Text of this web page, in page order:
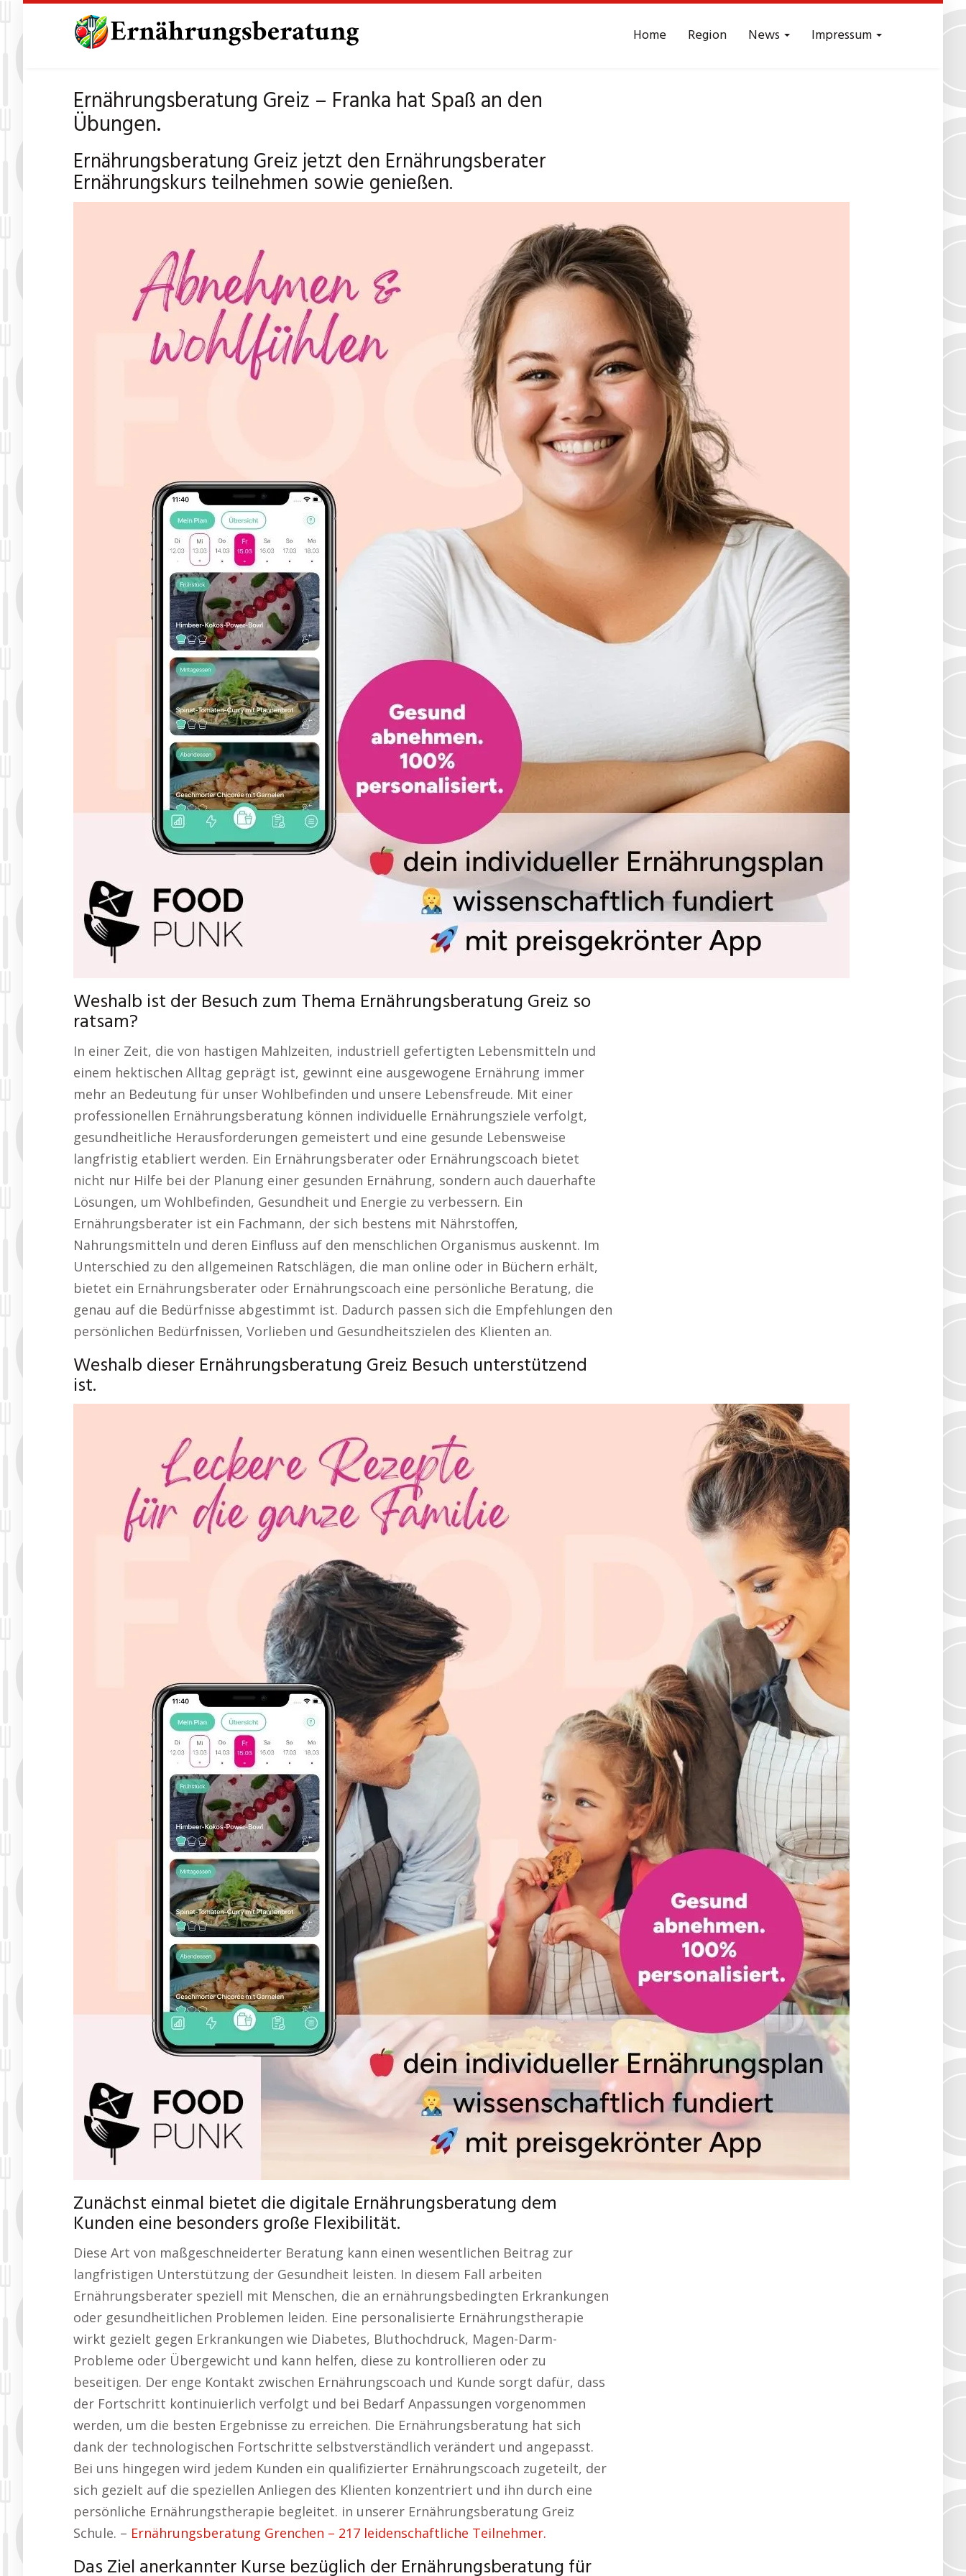
Home Region News Impressum
Ernährungsberatung Greiz – Franka hat Spaß an den
Übungen.
Ernährungsberatung Greiz jetzt den Ernährungsberater
Ernährungskurs teilnehmen sowie genießen.
Weshalb ist der Besuch zum Thema Ernährungsberatung Greiz so
ratsam?
In einer Zeit, die von hastigen Mahlzeiten, industriell gefertigten Lebensmitteln und
einem hektischen Alltag geprägt ist, gewinnt eine ausgewogene Ernährung immer
mehr an Bedeutung für unser Wohlbefinden und unsere Lebensfreude. Mit einer
professionellen Ernährungsberatung können individuelle Ernährungsziele verfolgt,
gesundheitliche Herausforderungen gemeistert und eine gesunde Lebensweise
langfristig etabliert werden. Ein Ernährungsberater oder Ernährungscoach bietet
nicht nur Hilfe bei der Planung einer gesunden Ernährung, sondern auch dauerhafte
Lösungen, um Wohlbefinden, Gesundheit und Energie zu verbessern. Ein
Ernährungsberater ist ein Fachmann, der sich bestens mit Nährstoffen,
Nahrungsmitteln und deren Einfluss auf den menschlichen Organismus auskennt. Im
Unterschied zu den allgemeinen Ratschlägen, die man online oder in Büchern erhält,
bietet ein Ernährungsberater oder Ernährungscoach eine persönliche Beratung, die
genau auf die Bedürfnisse abgestimmt ist. Dadurch passen sich die Empfehlungen den
persönlichen Bedürfnissen, Vorlieben und Gesundheitszielen des Klienten an.
Weshalb dieser Ernährungsberatung Greiz Besuch unterstützend
ist.
Zunächst einmal bietet die digitale Ernährungsberatung dem
Kunden eine besonders große Flexibilität.
Diese Art von maßgeschneiderter Beratung kann einen wesentlichen Beitrag zur
langfristigen Unterstützung der Gesundheit leisten. In diesem Fall arbeiten
Ernährungsberater speziell mit Menschen, die an ernährungsbedingten Erkrankungen
oder gesundheitlichen Problemen leiden. Eine personalisierte Ernährungstherapie
wirkt gezielt gegen Erkrankungen wie Diabetes, Bluthochdruck, Magen-Darm-
Probleme oder Übergewicht und kann helfen, diese zu kontrollieren oder zu
beseitigen. Der enge Kontakt zwischen Ernährungscoach und Kunde sorgt dafür, dass
der Fortschritt kontinuierlich verfolgt und bei Bedarf Anpassungen vorgenommen
werden, um die besten Ergebnisse zu erreichen. Die Ernährungsberatung hat sich
dank der technologischen Fortschritte selbstverständlich verändert und angepasst.
Bei uns hingegen wird jedem Kunden ein qualifizierter Ernährungscoach zugeteilt, der
sich gezielt auf die speziellen Anliegen des Klienten konzentriert und ihn durch eine
persönliche Ernährungstherapie begleitet. in unserer Ernährungsberatung Greiz
Schule. – Ernährungsberatung Grenchen – 217 leidenschaftliche Teilnehmer.
Das Ziel anerkannter Kurse bezüglich der Ernährungsberatung für